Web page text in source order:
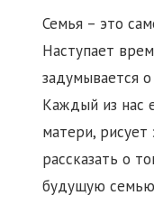
Семья – это
Наступает
задумывается
Каждый из нас
матери,
рассказать о
будущую